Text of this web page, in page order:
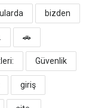
bizden
🚗
Güvenlik
giriş